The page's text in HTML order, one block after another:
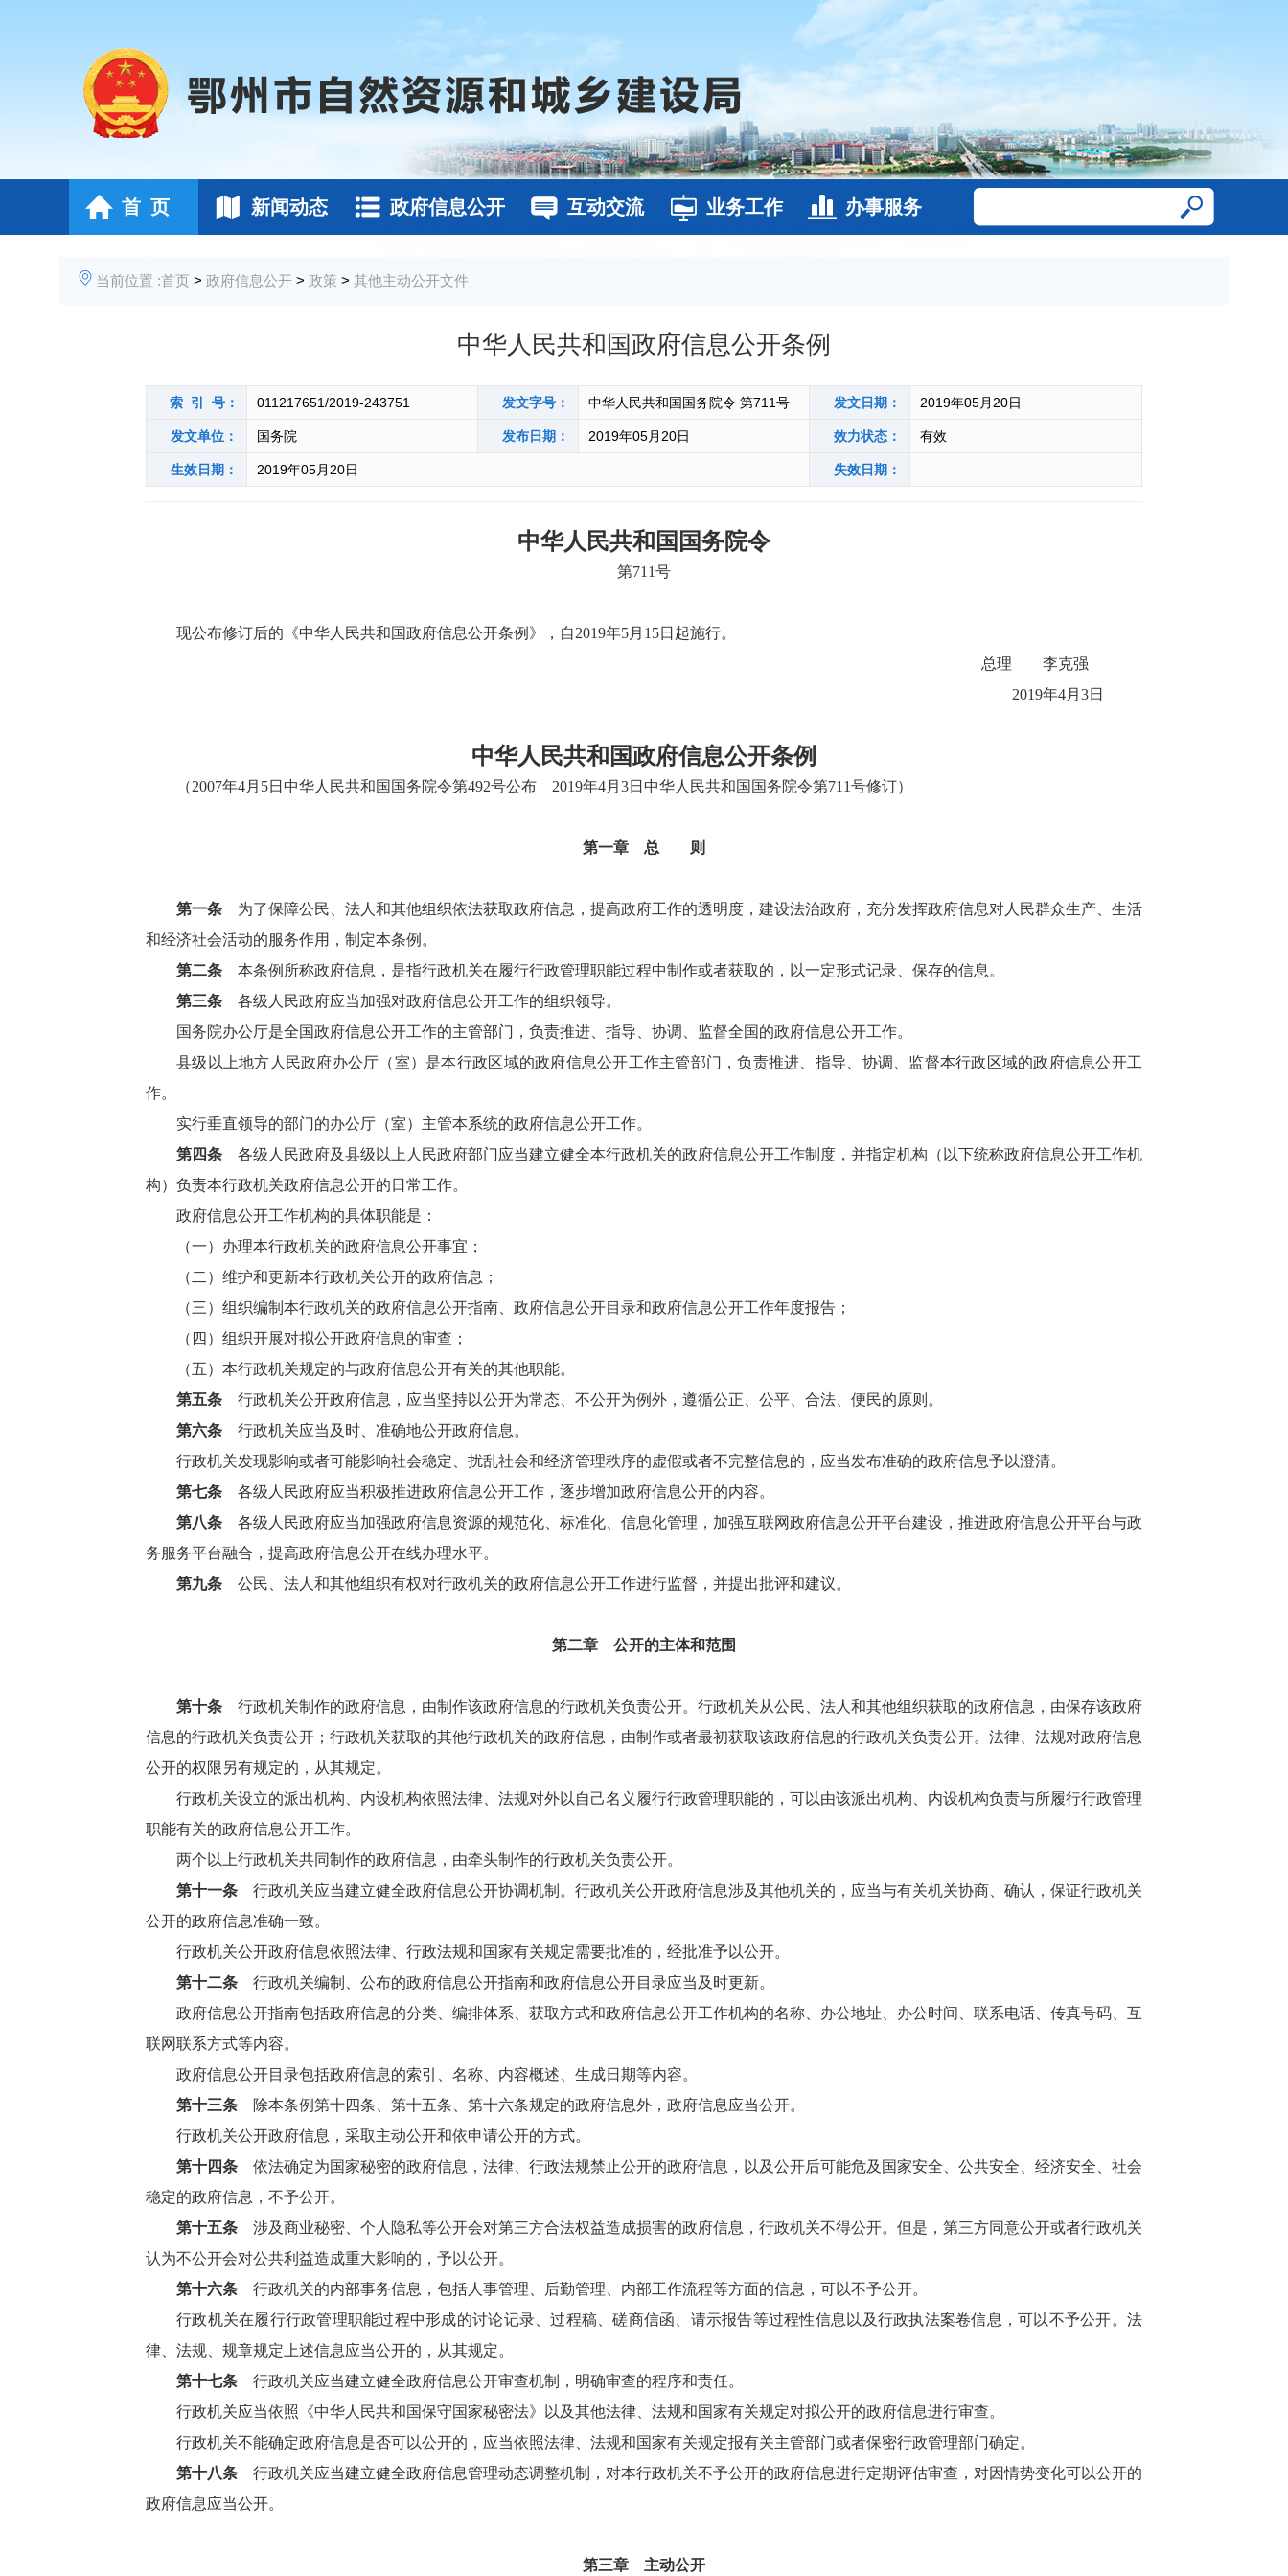
首 页 新闻动态 政府信息公开 互动交流 业务工作 办事服务
当前位置 :首页 > 政府信息公开 > 政策 > 其他主动公开文件
中华人民共和国政府信息公开条例
索 引 号： 011217651/2019-243751 发文字号： 中华人民共和国国务院令 第711号 发文日期： 2019年05月20日
发文单位： 国务院 发布日期： 2019年05月20日 效力状态： 有效
生效日期： 2019年05月20日 失效日期：
中华人民共和国国务院令
第711号
现公布修订后的《中华人民共和国政府信息公开条例》，自2019年5月15日起施行。
总理 李克强
2019年4月3日
中华人民共和国政府信息公开条例
（2007年4月5日中华人民共和国国务院令第492号公布 2019年4月3日中华人民共和国国务院令第711号修订）
第一章 总 则
第一条 为了保障公民、法人和其他组织依法获取政府信息，提高政府工作的透明度，建设法治政府，充分发挥政府信息对人民群众生产、生活
和经济社会活动的服务作用，制定本条例。
第二条 本条例所称政府信息，是指行政机关在履行行政管理职能过程中制作或者获取的，以一定形式记录、保存的信息。
第三条 各级人民政府应当加强对政府信息公开工作的组织领导。
国务院办公厅是全国政府信息公开工作的主管部门，负责推进、指导、协调、监督全国的政府信息公开工作。
县级以上地方人民政府办公厅（室）是本行政区域的政府信息公开工作主管部门，负责推进、指导、协调、监督本行政区域的政府信息公开工
作。
实行垂直领导的部门的办公厅（室）主管本系统的政府信息公开工作。
第四条 各级人民政府及县级以上人民政府部门应当建立健全本行政机关的政府信息公开工作制度，并指定机构（以下统称政府信息公开工作机
构）负责本行政机关政府信息公开的日常工作。
政府信息公开工作机构的具体职能是：
（一）办理本行政机关的政府信息公开事宜；
（二）维护和更新本行政机关公开的政府信息；
（三）组织编制本行政机关的政府信息公开指南、政府信息公开目录和政府信息公开工作年度报告；
（四）组织开展对拟公开政府信息的审查；
（五）本行政机关规定的与政府信息公开有关的其他职能。
第五条 行政机关公开政府信息，应当坚持以公开为常态、不公开为例外，遵循公正、公平、合法、便民的原则。
第六条 行政机关应当及时、准确地公开政府信息。
行政机关发现影响或者可能影响社会稳定、扰乱社会和经济管理秩序的虚假或者不完整信息的，应当发布准确的政府信息予以澄清。
第七条 各级人民政府应当积极推进政府信息公开工作，逐步增加政府信息公开的内容。
第八条 各级人民政府应当加强政府信息资源的规范化、标准化、信息化管理，加强互联网政府信息公开平台建设，推进政府信息公开平台与政
务服务平台融合，提高政府信息公开在线办理水平。
第九条 公民、法人和其他组织有权对行政机关的政府信息公开工作进行监督，并提出批评和建议。
第二章 公开的主体和范围
第十条 行政机关制作的政府信息，由制作该政府信息的行政机关负责公开。行政机关从公民、法人和其他组织获取的政府信息，由保存该政府
信息的行政机关负责公开；行政机关获取的其他行政机关的政府信息，由制作或者最初获取该政府信息的行政机关负责公开。法律、法规对政府信息
公开的权限另有规定的，从其规定。
行政机关设立的派出机构、内设机构依照法律、法规对外以自己名义履行行政管理职能的，可以由该派出机构、内设机构负责与所履行行政管理
职能有关的政府信息公开工作。
两个以上行政机关共同制作的政府信息，由牵头制作的行政机关负责公开。
第十一条 行政机关应当建立健全政府信息公开协调机制。行政机关公开政府信息涉及其他机关的，应当与有关机关协商、确认，保证行政机关
公开的政府信息准确一致。
行政机关公开政府信息依照法律、行政法规和国家有关规定需要批准的，经批准予以公开。
第十二条 行政机关编制、公布的政府信息公开指南和政府信息公开目录应当及时更新。
政府信息公开指南包括政府信息的分类、编排体系、获取方式和政府信息公开工作机构的名称、办公地址、办公时间、联系电话、传真号码、互
联网联系方式等内容。
政府信息公开目录包括政府信息的索引、名称、内容概述、生成日期等内容。
第十三条 除本条例第十四条、第十五条、第十六条规定的政府信息外，政府信息应当公开。
行政机关公开政府信息，采取主动公开和依申请公开的方式。
第十四条 依法确定为国家秘密的政府信息，法律、行政法规禁止公开的政府信息，以及公开后可能危及国家安全、公共安全、经济安全、社会
稳定的政府信息，不予公开。
第十五条 涉及商业秘密、个人隐私等公开会对第三方合法权益造成损害的政府信息，行政机关不得公开。但是，第三方同意公开或者行政机关
认为不公开会对公共利益造成重大影响的，予以公开。
第十六条 行政机关的内部事务信息，包括人事管理、后勤管理、内部工作流程等方面的信息，可以不予公开。
行政机关在履行行政管理职能过程中形成的讨论记录、过程稿、磋商信函、请示报告等过程性信息以及行政执法案卷信息，可以不予公开。法
律、法规、规章规定上述信息应当公开的，从其规定。
第十七条 行政机关应当建立健全政府信息公开审查机制，明确审查的程序和责任。
行政机关应当依照《中华人民共和国保守国家秘密法》以及其他法律、法规和国家有关规定对拟公开的政府信息进行审查。
行政机关不能确定政府信息是否可以公开的，应当依照法律、法规和国家有关规定报有关主管部门或者保密行政管理部门确定。
第十八条 行政机关应当建立健全政府信息管理动态调整机制，对本行政机关不予公开的政府信息进行定期评估审查，对因情势变化可以公开的
政府信息应当公开。
第三章 主动公开